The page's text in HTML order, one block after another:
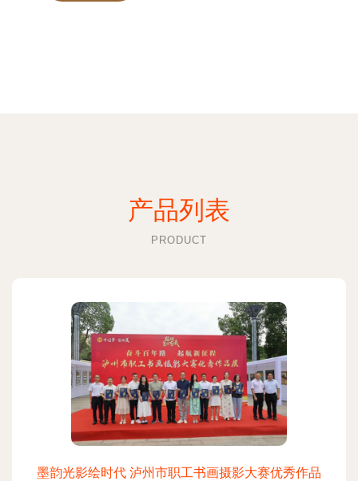
产品列表
PRODUCT
墨韵光影绘时代 泸州市职工书画摄影大赛优秀作品